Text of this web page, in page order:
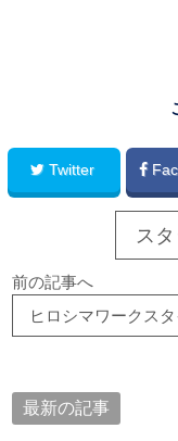
Twitter
ス
前の記事へ
最新の記事